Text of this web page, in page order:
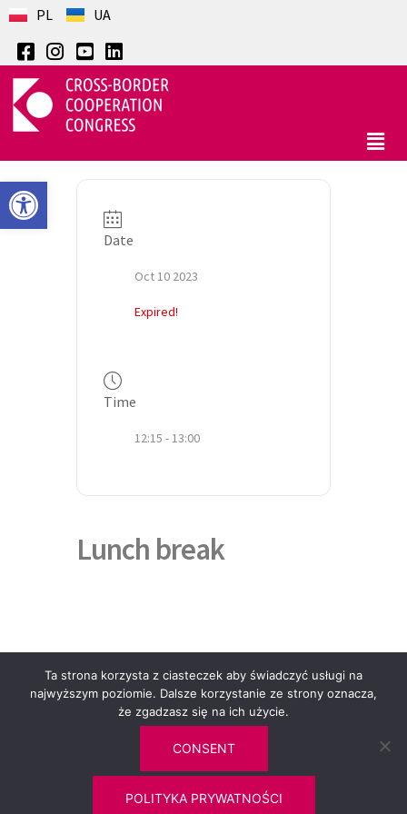
Open toolbar
PL UA
Date
Oct 10 2023
Expired!
Time
12:15 - 13:00
Lunch break
Home Contact Privacy policy
Declaration of
availability
© 2026 Kongres Współpracy Transgranicznej Lublin. Proudly
powered bySydney
Ta strona korzysta z ciasteczek aby świadczyć usługi na
najwyższym poziomie. Dalsze korzystanie ze strony oznacza,
że zgadzasz się na ich użycie.
CONSENT
POLITYKA PRYWATNOŚCI